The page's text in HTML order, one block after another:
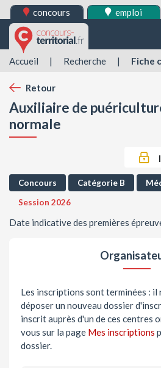
concours emploi
Accueil | Recherche | Fiche
Retour
Auxiliaire de
normale
Concours Catégorie B
Session 2026
Date indicative des premières
Les inscriptions sont terminées : il
déposer un nouveau dossier
inscrit auprès d'un de ces centres
vous sur la page Mes inscriptions
dossier.